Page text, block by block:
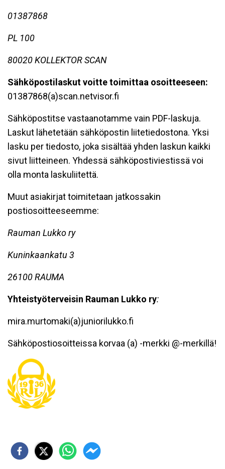
01387868
PL 100
80020 KOLLEKTOR SCAN
Sähköpostilaskut voitte toimittaa osoitteeseen:
01387868(a)scan.netvisor.fi
Sähköpostitse vastaanotamme vain PDF-laskuja.
Laskut lähetetään sähköpostin liitetiedostona. Yksi
lasku per tiedosto, joka sisältää yhden laskun kaikki
sivut liitteineen. Yhdessä sähköpostiviestissä voi
olla monta laskuliitettä.
Muut asiakirjat toimitetaan jatkossakin
postiosoitteeseemme:
Rauman Lukko ry
Kuninkaankatu 3
26100 RAUMA
Yhteistyöterveisin Rauman Lukko ry:
mira.murtomaki(a)juniorilukko.fi
Sähköpostiosoitteissa korvaa (a) -merkki @-merkillä!